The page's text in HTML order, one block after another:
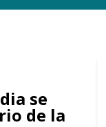
se
de la